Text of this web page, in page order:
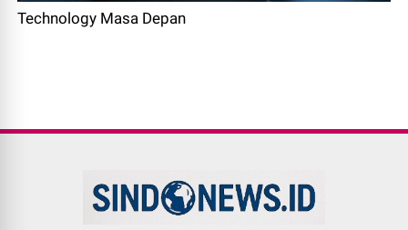
Technology Masa Depan